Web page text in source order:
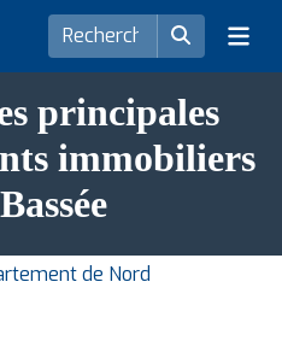
principales
immobiliers
de Nord